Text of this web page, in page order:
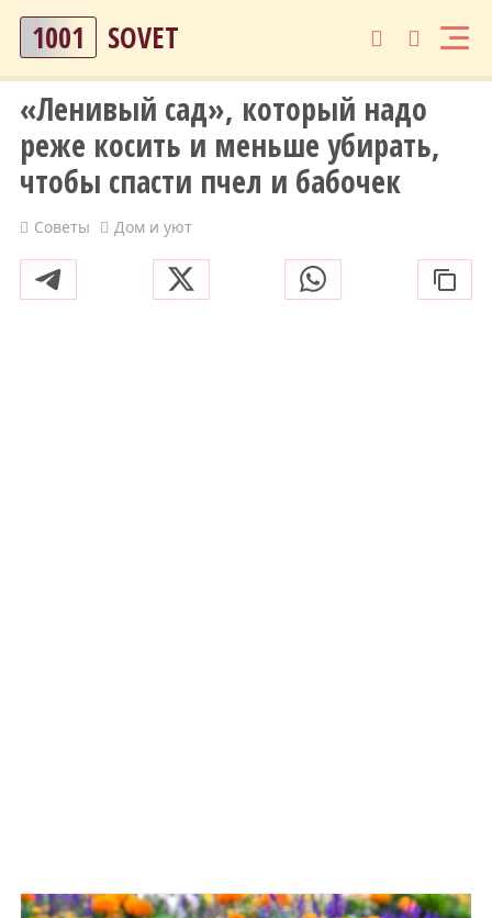
1001 SOVET
«Ленивый сад», который надо
реже косить и меньше убирать,
чтобы спасти пчел и бабочек
Советы Дом и уют